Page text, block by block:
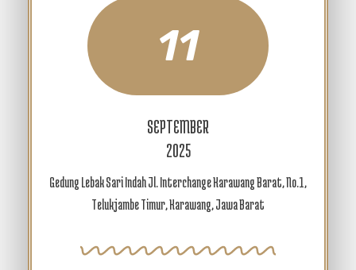
11
SEPTEMBER
2025
Gedung Lebak Sari Indah Jl. Interchange Karawang Barat, No.1,
Telukjambe Timur, Karawang, Jawa Barat